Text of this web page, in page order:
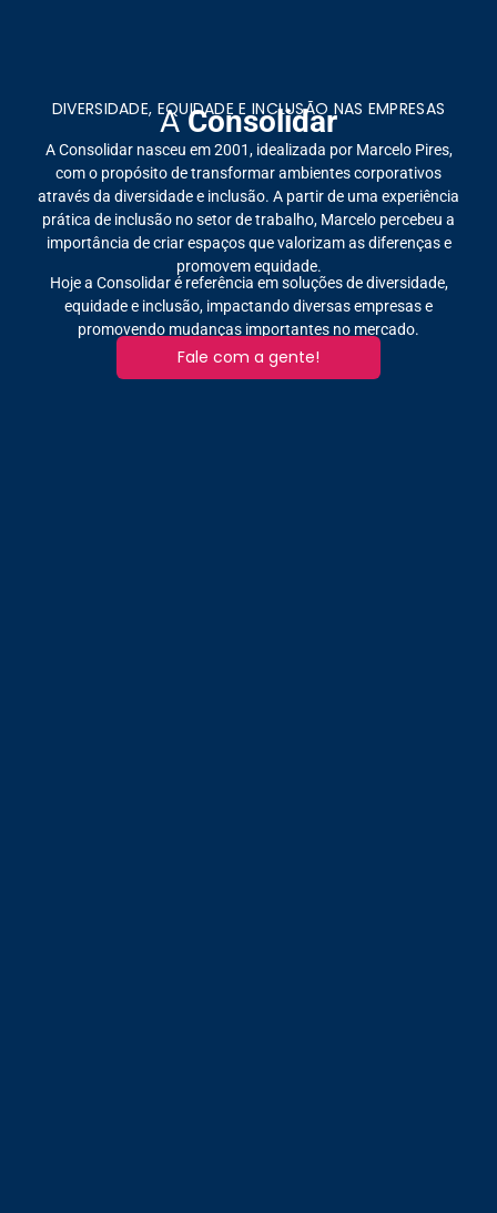
DIVERSIDADE, EQUIDADE E INCLUSÃO NAS EMPRESAS
AConsolidar
A Consolidar nasceu em 2001, idealizada por Marcelo Pires,
com o propósito de transformar ambientes corporativos
através da diversidade e inclusão. A partir de uma experiência
prática de inclusão no setor de trabalho, Marcelo percebeu a
importância de criar espaços que valorizam as diferenças e
promovem equidade.
Hoje a Consolidar é referência em soluções de diversidade,
equidade e inclusão, impactando diversas empresas e
promovendo mudanças importantes no mercado.
Fale com a gente!